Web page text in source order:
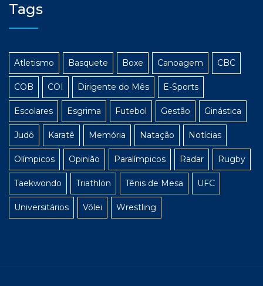
Tags
Atletismo Basquete Boxe Canoagem CBC
COB COI Dirigente do Mês E-Sports
Escolares Esgrima Futebol Gestão Ginástica
Judô Karatê Memória Natação Notícias
Olímpicos Opinião Paralímpicos Radar Rugby
Taekwondo Triathlon Tênis de Mesa UFC
Universitários Vôlei Wrestling